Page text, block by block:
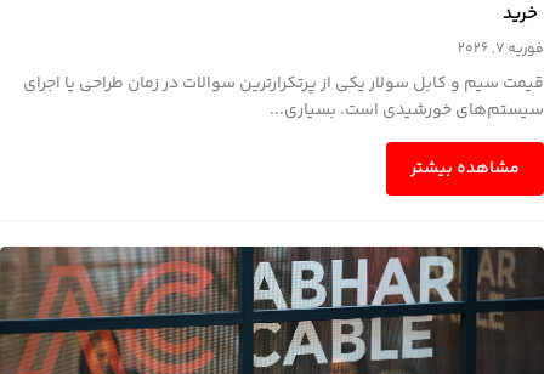
خرید
فوریه 7, 2026
قیمت سیم و کابل سولار یکی از پرتکرارترین سوالات در زمان طراحی یا اجرای
سیستم‌های خورشیدی است. بسیاری...
مشاهده بیشتر